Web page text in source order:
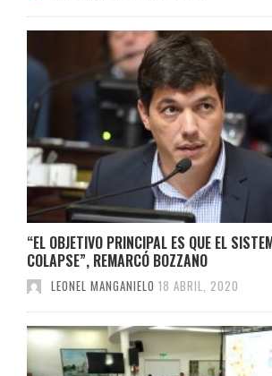
“EL OBJETIVO PRINCIPAL ES QUE EL
COLAPSE”, REMARCÓ BOZZANO
LEONEL MANGANIELO 18 ABRIL, 2020